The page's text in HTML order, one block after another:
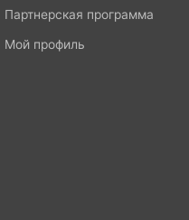
Партнерская программа
Мой профиль